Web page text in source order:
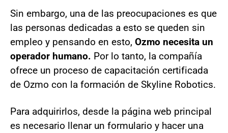
Sin embargo, una de las preocupaciones es que
las personas dedicadas a esto se queden sin
empleo y pensando en esto, Ozmo necesita un
operador humano. Por lo tanto, la compañía
ofrece un proceso de capacitación certificada
de Ozmo con la formación de Skyline Robotics.
Para adquirirlos, desde la página web principal
es necesario llenar un formulario y hacer una